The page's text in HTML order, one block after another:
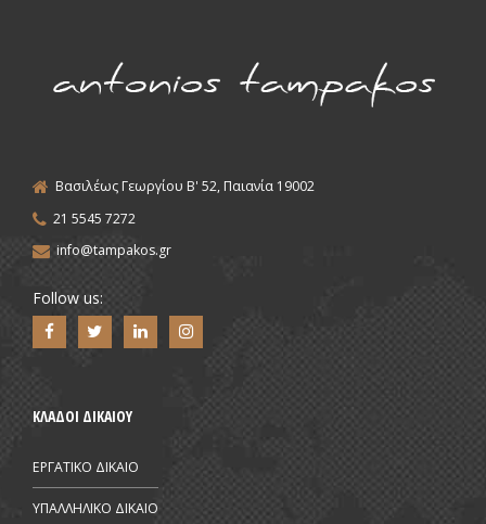
Βασιλέως Γεωργίου Β' 52, Παιανία 19002
21 5545 7272
info@tampakos.gr
Follow us:
ΚΛΑΔΟΙ ΔΙΚΑΙΟΥ
ΕΡΓΑΤΙΚΟ ΔΙΚΑΙΟ
ΥΠΑΛΛΗΛΙΚΟ ΔΙΚΑΙΟ